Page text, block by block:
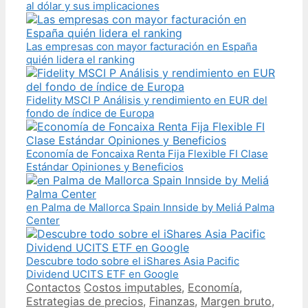
al dólar y sus implicaciones
Las empresas con mayor facturación en España
quién lidera el ranking
Fidelity MSCI P Análisis y rendimiento en EUR del
fondo de índice de Europa
Economía de Foncaixa Renta Fija Flexible FI Clase
Estándar Opiniones y Beneficios
en Palma de Mallorca Spain Innside by Meliá Palma
Center
Descubre todo sobre el iShares Asia Pacific
Dividend UCITS ETF en Google
Categories
Contactos Tags
Costos imputables, Economía,
Estrategias de precios, Finanzas, Margen bruto,